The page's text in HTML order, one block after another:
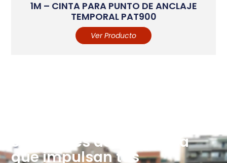
1M – CINTA PARA PUNTO DE ANCLAJE
TEMPORAL PAT900
Ver Producto
Soluciones de Ingeniería
que impulsan tus